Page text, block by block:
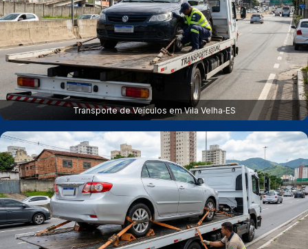
Transporte de Veículos em Vila Velha‑ES